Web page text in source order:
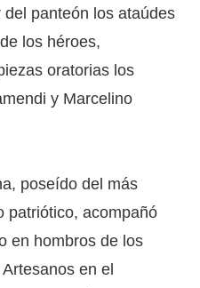
panteón los ataúdes
los héroes,
oratorias los
y Marcelino
poseído del más
patriótico, acompañó
en hombros de los
en el